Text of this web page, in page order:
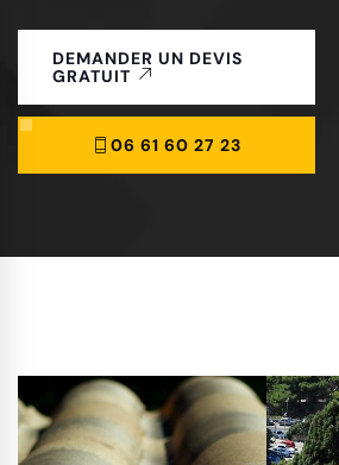
DEMANDER UN DEVIS
GRATUIT
06 61 60 27 23